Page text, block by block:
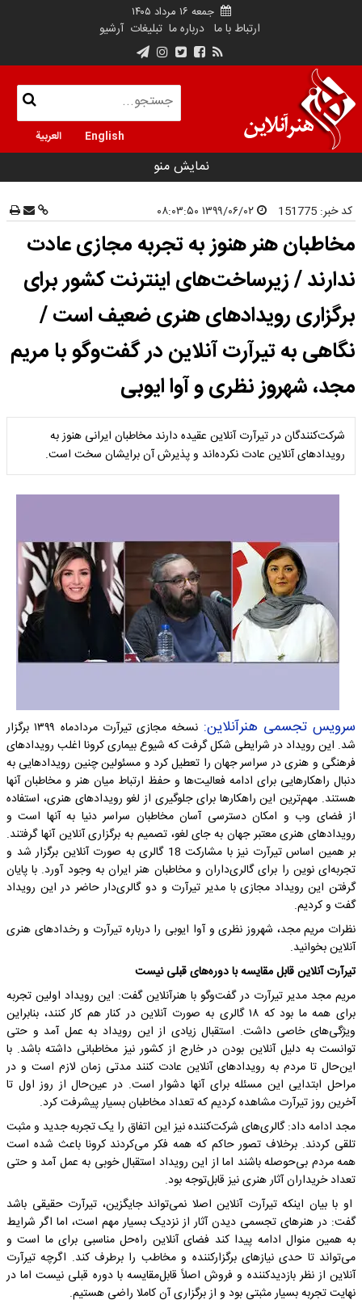
جمعه ۱۶ مرداد ۱۴۰۵
ارتباط با ما درباره ما تبلیغات آرشیو
English العربية
نمایش منو
کد خبر: 151775
مخاطبان هنر هنوز به تجربه مجازی عادت
ندارند / زیرساخت‌های اینترنت کشور برای
برگزاری رویدادهای هنری ضعیف است /
نگاهی به تیرآرت آنلاین در گفت‌وگو با مریم
مجد، شهروز نظری و آوا ایوبی
شرکت‌کنندگان در تیرآرت آنلاین عقیده دارند مخاطبان ایرانی هنوز به
رویدادهای آنلاین عادت نکرده‌اند و پذیرش آن برایشان سخت است.
سرویس تجسمی هنرآنلاین:
نسخه مجازی تیرآرت مردادماه ۱۳۹۹ برگزار
شد. این رویداد در شرایطی شکل گرفت که شیوع بیماری کرونا اغلب رویدادهای
فرهنگی و هنری در سراسر جهان را تعطیل کرد و مسئولین چنین رویدادهایی به
دنبال راهکارهایی برای ادامه فعالیت‌ها و حفظ ارتباط میان هنر و مخاطبان آنها
هستند. مهم‌ترین این راهکارها برای جلوگیری از لغو رویدادهای هنری، استفاده
از فضای وب و امکان دسترسی آسان مخاطبان سراسر دنیا به آنها است و
رویدادهای هنری معتبر جهان به جای لغو، تصمیم به برگزاری آنلاین آنها گرفتند.
بر همین اساس تیرآرت نیز با مشارکت 18 گالری به صورت آنلاین برگزار شد و
تجربه‌ای نوین را برای گالری‌داران و مخاطبان هنر ایران به وجود آورد. با پایان
گرفتن این رویداد مجازی با مدیر تیرآرت و دو گالری‌دار حاضر در این رویداد
گفت و کردیم.
نظرات مریم مجد، شهروز نظری و آوا ایوبی را درباره تیرآرت و رخدادهای هنری
آنلاین بخوانید.
تیرآرت آنلاین قابل مقایسه با دوره‌های قبلی نیست
مریم مجد مدیر تیرآرت در گفت‌وگو با هنرآنلاین گفت: این رویداد اولین تجربه
برای همه ما بود که ۱۸ گالری به صورت آنلاین در کنار هم کار کنند، بنابراین
ویژگی‌های خاصی داشت. استقبال زیادی از این رویداد به عمل آمد و حتی
توانست به دلیل آنلاین بودن در خارج از کشور نیز مخاطبانی داشته باشد. با
این‌حال تا مردم به رویدادهای آنلاین عادت کنند مدتی زمان لازم است و در
مراحل ابتدایی این مسئله برای آنها دشوار است. در عین‌حال از روز اول تا
آخرین روز تیرآرت مشاهده کردیم که تعداد مخاطبان بسیار پیشرفت کرد.
مجد ادامه داد: گالری‌های شرکت‌کننده نیز این اتفاق را یک تجربه جدید و مثبت
تلقی کردند. برخلاف تصور حاکم که همه فکر می‌کردند کرونا باعث شده است
همه مردم بی‌حوصله باشند اما از این رویداد استقبال خوبی به عمل آمد و حتی
تعداد خریداران آثار هنری نیز قابل‌توجه بود.
او با بیان اینکه تیرآرت آنلاین اصلا نمی‌تواند جایگزین، تیرآرت حقیقی باشد
گفت: در هنرهای تجسمی دیدن آثار از نزدیک بسیار مهم است، اما اگر شرایط
به همین منوال ادامه پیدا کند فضای آنلاین راه‌حل مناسبی برای ما است و
می‌تواند تا حدی نیازهای برگزارکننده و مخاطب را برطرف کند. اگرچه تیرآرت
آنلاین از نظر بازدیدکننده و فروش اصلاً قابل‌مقایسه با دوره قبلی نیست اما در
نهایت تجربه بسیار مثبتی بود و از برگزاری آن کاملا راضی هستیم.